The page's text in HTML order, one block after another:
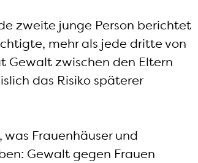
zweite junge Person berichtet
mehr als jede dritte von
Gewalt zwischen den Eltern
das Risiko späterer
Frauenhäuser und
Gewalt gegen Frauen